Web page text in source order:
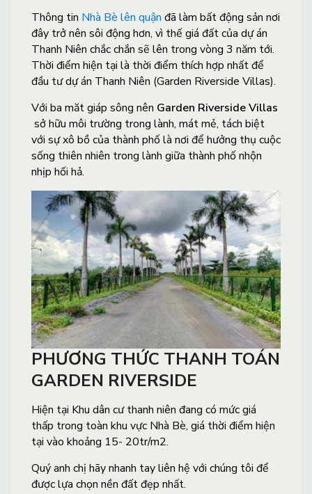
Thông tin Nhà Bè lên quận đã làm bất động sản nơi
đây trở nên sôi động hơn, vì thế giá đất của dự án
Thanh Niên chắc chắn sẽ lên trong vòng 3 năm tới.
Thời điểm hiện tại là thời điểm thích hợp nhất để
đầu tư dự án Thanh Niên (Garden Riverside Villas).
Với ba măt giáp sông nên Garden Riverside Villas
sở hữu môi trường trong lành, mát mẻ, tách biệt
với sự xô bồ của thành phố là nơi để hưởng thụ cuộc
sống thiên nhiên trong lành giữa thành phố nhộn
nhịp hối hả.
PHƯƠNG THỨC THANH TOÁN
GARDEN RIVERSIDE
Hiện tại Khu dân cư thanh niên đang có mức giá
thấp trong toàn khu vực Nhà Bè, giá thời điểm hiện
tại vào khoảng 15- 20tr/m2.
Quý anh chị hãy nhanh tay liên hệ với chúng tôi để
được lựa chọn nền đất đẹp nhất.